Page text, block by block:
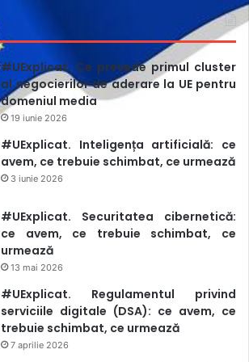
#UExplicat. Ce prevede primul cluster
al negocierilor de aderare la UE pentru
domeniul media
19 iunie 2026
#UExplicat. Inteligența artificială: ce
avem, ce trebuie schimbat, ce urmează
3 iunie 2026
#UExplicat. Securitatea cibernetică:
ce avem, ce trebuie schimbat, ce
urmează
13 mai 2026
#UExplicat. Regulamentul privind
serviciile digitale (DSA): ce avem, ce
trebuie schimbat, ce urmează
7 aprilie 2026